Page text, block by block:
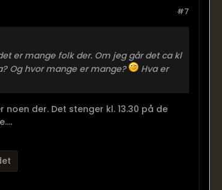
#7
er mange folk der. Om jeg går det ca kl
Og hvor mange er mange?
Hva er
der. Det stenger kl. 13.30 på de